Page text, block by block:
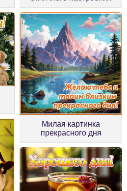
Милая картинка
прекрасного дня